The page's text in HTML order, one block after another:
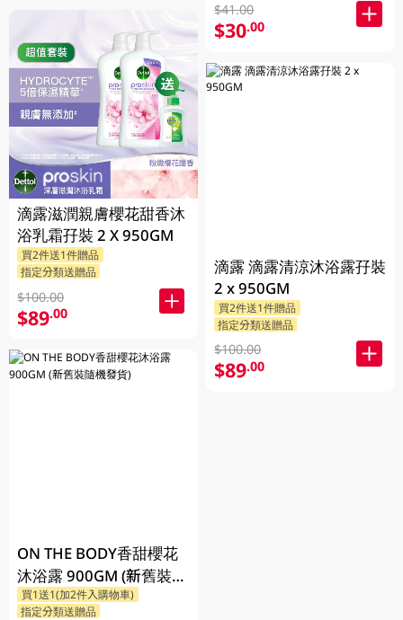
滴露滋潤親膚櫻花甜香沐
浴乳霜孖裝 2 X 950GM
買2件送1件贈品
指定分類送贈品
$100.00
$89.00
ON THE BODY香甜櫻花
沐浴露 900GM (新舊裝隨
機發貨)
買1送1(加2件入購物車)
指定分類送贈品
$41.00
$30.00
滴露 滴露清涼沐浴露孖裝
2 x 950GM
買2件送1件贈品
指定分類送贈品
$100.00
$89.00